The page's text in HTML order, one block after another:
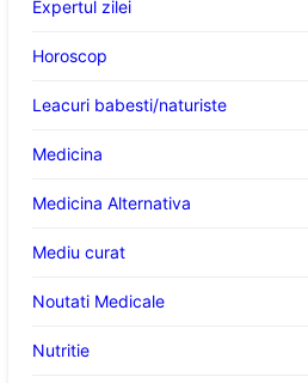
Expertul zilei
Horoscop
Leacuri babesti/naturiste
Medicina
Medicina Alternativa
Mediu curat
Noutati Medicale
Nutritie